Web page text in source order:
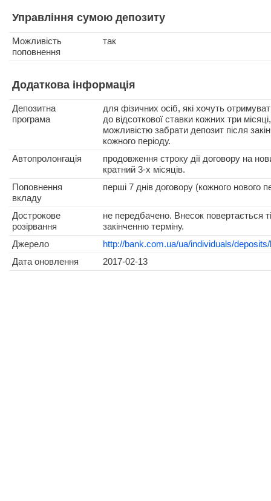
Управління сумою депозиту
Можливість
поповнення
так
Додаткова інформація
Депозитна
програма
для фізичних осіб, які хочуть
до відсоткової ставки кожних три
можливістю забрати депозит після
кожного періоду.
Автопролонгація
продовження строку дії договору на
кратний 3-х місяців.
Поповнення
вкладу
перші 7 днів договору (кожного нового
Дострокове
розірвання
не передбачено. Внесок повертається
закінченню терміну.
Джерело
http://bank.com.ua/ua/individuals/
Дата оновлення
2017-02-13